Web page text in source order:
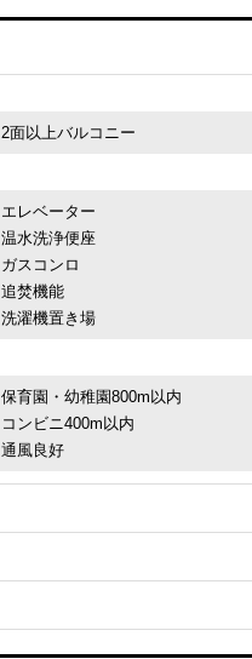
2面以上バルコニー
エレベーター
温水洗浄便座
ガスコンロ
追焚機能
洗濯機置き場
保育園・幼稚園800m以内
コンビニ400m以内
通風良好